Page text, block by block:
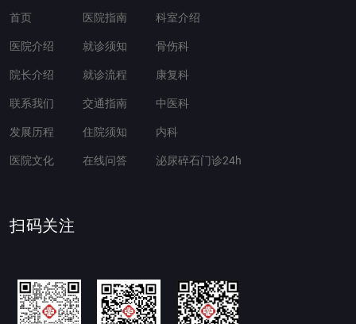
首页
医院介绍
院长介绍
联系我们
发展历程
医院文化
医院指南
就诊须知
就诊流程
交通指南
住院须知
在线问答
科室介绍
骨伤科
康复科
中医科
内科
泌尿碎石门诊24h
扫码关注